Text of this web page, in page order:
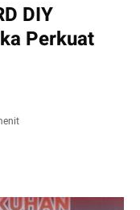
DIY
Perkuat